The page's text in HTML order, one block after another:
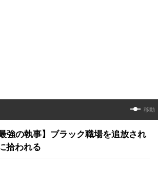
移動
強の執事】ブラック職場を追放され
拾われる